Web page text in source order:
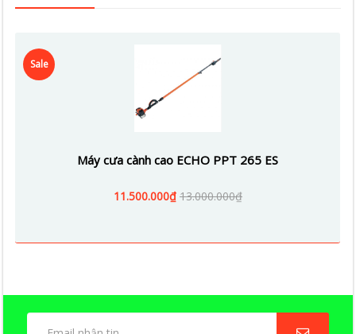
Sale
Máy cưa cành cao ECHO PPT 265 ES
11.500.000₫ 13.000.000₫